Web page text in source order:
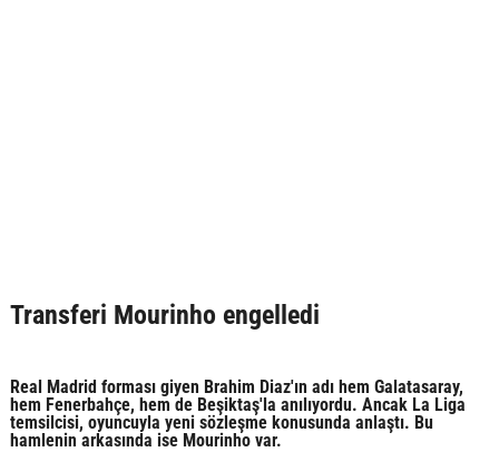
Transferi Mourinho engelledi
Real Madrid forması giyen Brahim Diaz'ın adı hem Galatasaray,
hem Fenerbahçe, hem de Beşiktaş'la anılıyordu. Ancak La Liga
temsilcisi, oyuncuyla yeni sözleşme konusunda anlaştı. Bu
hamlenin arkasında ise Mourinho var.